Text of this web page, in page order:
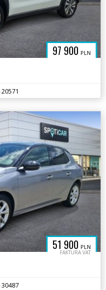
97 900 PLN
20571
51 900 PLN
FAKTURA VAT
30487